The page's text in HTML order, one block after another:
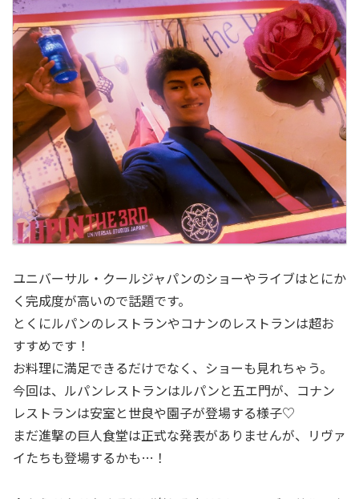
ユニバーサル・クールジャパンのショーやライブはとにか
く完成度が高いので話題です。
とくにルパンのレストランやコナンのレストランは超お
すすめです！
お料理に満足できるだけでなく、ショーも見れちゃう。
今回は、ルパンレストランはルパンと五エ門が、コナン
レストランは安室と世良や園子が登場する様子♡
まだ進撃の巨人食堂は正式な発表がありませんが、リヴァ
イたちも登場するかも…！